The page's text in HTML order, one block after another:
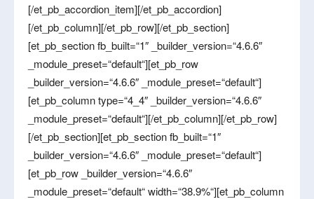
[/et_pb_accordion_item][/et_pb_accordion]
[/et_pb_column][/et_pb_row][/et_pb_section]
[et_pb_section fb_built=“1″ _builder_version=“4.6.6″
_module_preset=“default“][et_pb_row
_builder_version=“4.6.6″ _module_preset=“default“]
[et_pb_column type=“4_4″ _builder_version=“4.6.6″
_module_preset=“default“][/et_pb_column][/et_pb_row]
[/et_pb_section][et_pb_section fb_built=“1″
_builder_version=“4.6.6″ _module_preset=“default“]
[et_pb_row _builder_version=“4.6.6″
_module_preset=“default“ width=“38.9%“][et_pb_column